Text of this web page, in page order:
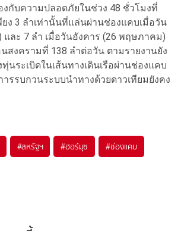
งกับความปลอดภัยในช่วง 48 ชั่วโมงที่
ยง 3 ลำเท่านั้นที่แล่นผ่านช่องแคบเมื่อวัน
ละ 7 ลำ เมื่อวันอังคาร (26 พฤษภาคม)
สงครามที่ 138 ลำต่อวัน ตามรายงานยัง
นระเบิดในเส้นทางเดินเรือผ่านช่องแคบ
รรบกวนระบบนำทางด้วยดาวเทียมยังคง
#สหรัฐฯ #ฮอร์มุซ #ช่องแคบ